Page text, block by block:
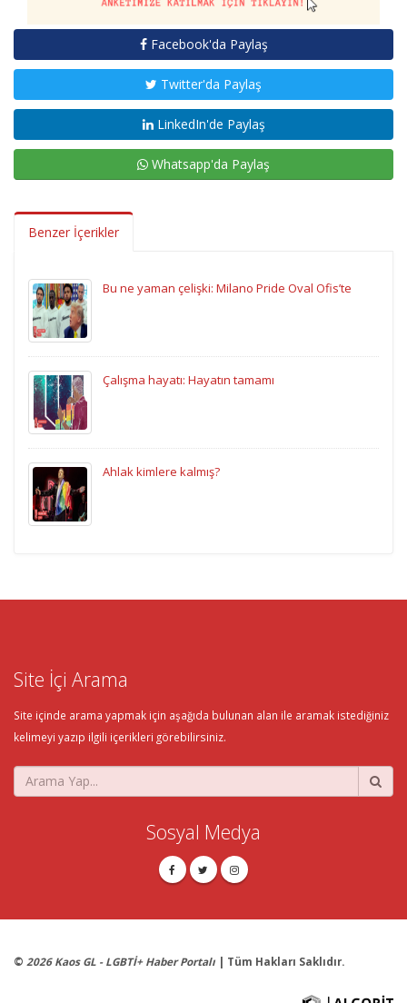
Facebook'da Paylaş
Twitter'da Paylaş
LinkedIn'de Paylaş
Whatsapp'da Paylaş
Benzer İçerikler
Bu ne yaman çelişki: Milano Pride Oval Ofis’te
Çalışma hayatı: Hayatın tamamı
Ahlak kimlere kalmış?
Site İçi Arama
Site içinde arama yapmak için aşağıda bulunan alan ile aramak istediğiniz
kelimeyi yazıp ilgili içerikleri görebilirsiniz.
Sosyal Medya
© 2026 Kaos GL - LGBTİ+ Haber Portalı | Tüm Hakları Saklıdır.